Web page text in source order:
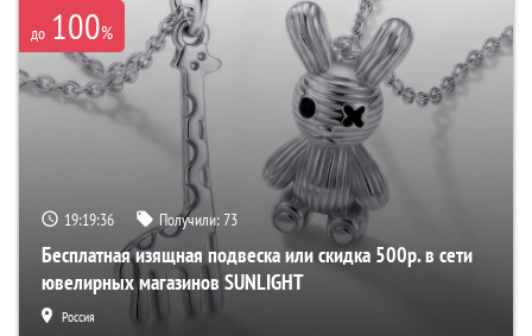
до 100%
19:19:35 Получили:73
Бесплатная изящная подвеска или скидка 500р. в сети
ювелирных магазинов SUNLIGHT
Россия